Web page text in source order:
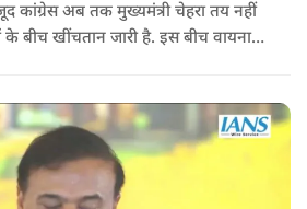
कांग्रेस अब तक मुख्यमंत्री चेहरा तय नहीं
के बीच खींचतान जारी है. इस बीच वायनाड